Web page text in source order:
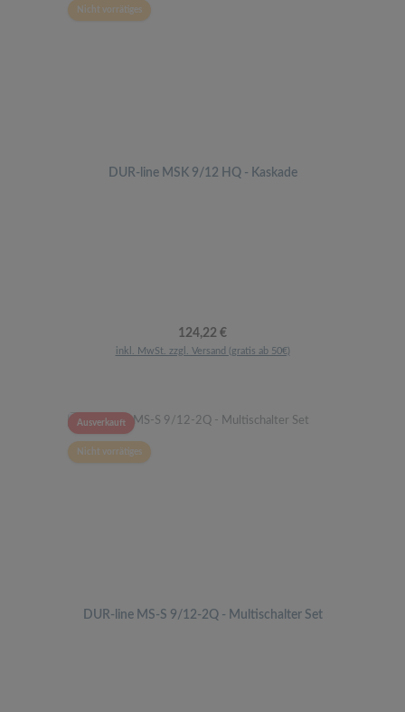
Nicht vorrätiges
DUR-line MSK 9/12 HQ - Kaskade
Regulärer Preis:
124,22 €
inkl. MwSt. zzgl. Versand (gratis ab 50€)
Ausverkauft
Nicht vorrätiges
DUR-line MS-S 9/12-2Q - Multischalter Set